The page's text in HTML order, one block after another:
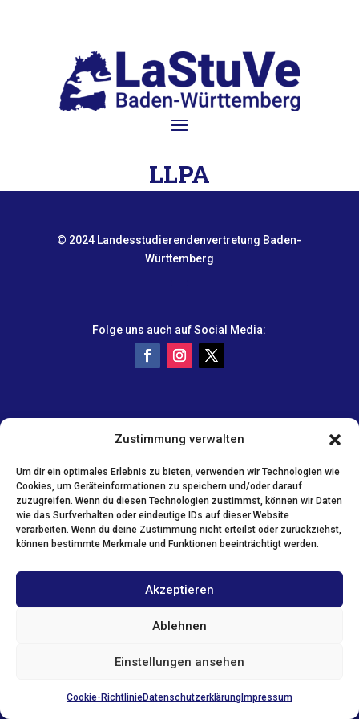
Zustimmung verwalten
Um dir ein optimales Erlebnis zu bieten, verwenden wir Technologien wie
Cookies, um Geräteinformationen zu speichern und/oder darauf
zuzugreifen. Wenn du diesen Technologien zustimmst, können wir Daten
wie das Surfverhalten oder eindeutige IDs auf dieser Website
verarbeiten. Wenn du deine Zustimmung nicht erteilst oder zurückziehst,
können bestimmte Merkmale und Funktionen beeinträchtigt werden.
Akzeptieren
Ablehnen
Einstellungen ansehen
Cookie-RichtlinieDatenschutzerklärung Impressum
LLPA
© 2024 Landesstudierendenvertretung Baden-
Württemberg
Folge uns auch auf Social Media: